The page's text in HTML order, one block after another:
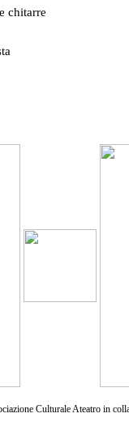
chitarre
Culturale Ateatro in